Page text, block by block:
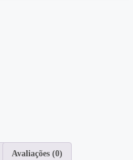
Avaliações (0)